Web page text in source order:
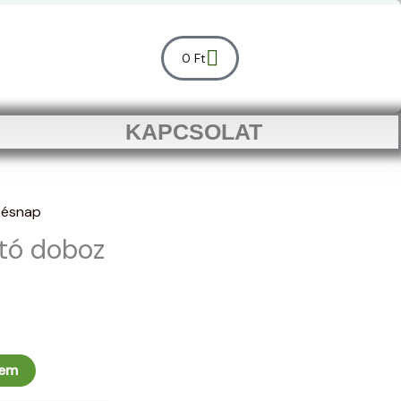
0FtKosár
KAPCSOLAT
doboz